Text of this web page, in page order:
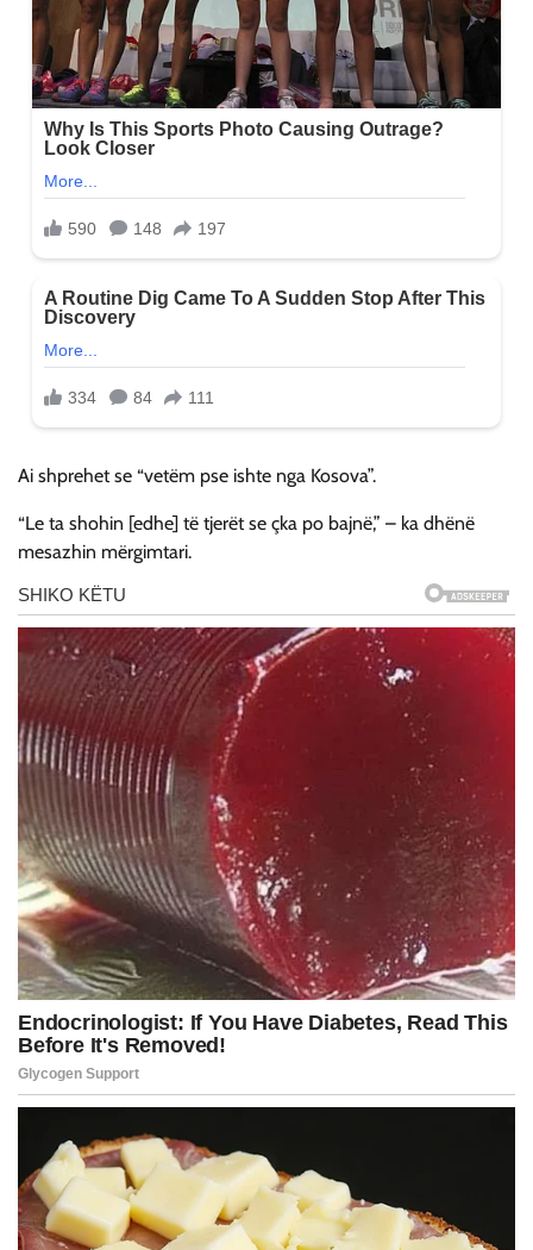
Ai shprehet se “vetëm pse ishte nga Kosova”.
“Le ta shohin [edhe] të tjerët se çka po bajnë,” – ka dhënë
mesazhin mërgimtari.